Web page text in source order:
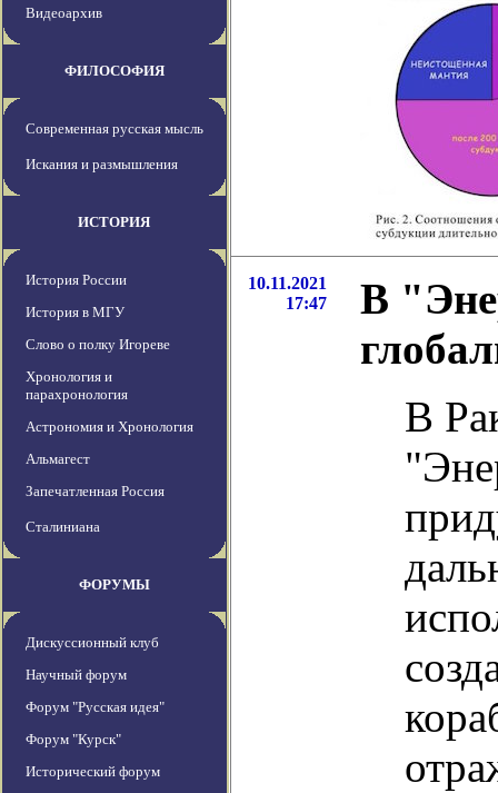
Видеоархив
ФИЛОСОФИЯ
Современная русская мысль
Искания и размышления
ИСТОРИЯ
История России
История в МГУ
Слово о полку Игореве
Хронология и
парахронология
Астрономия и Хронология
Альмагест
Запечатленная Россия
Сталиниана
ФОРУМЫ
Дискуссионный клуб
Научный форум
Форум "Русская идея"
Форум "Курск"
Исторический форум
10.11.2021
17:47
В
В